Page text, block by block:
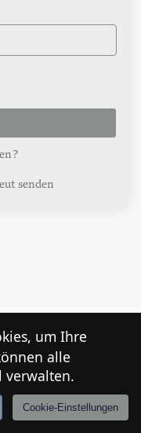
senden
Tiroler
um Ihre
alle
verwalten.
Cookie-Einstellungen